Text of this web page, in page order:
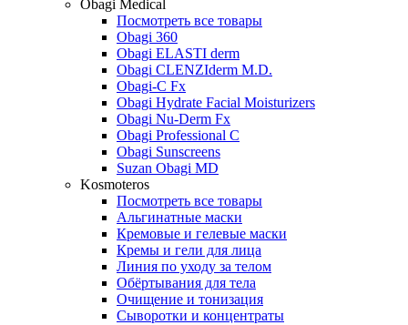
Obagi Medical
Посмотреть все товары
Obagi 360
Obagi ELASTI derm
Obagi CLENZIderm M.D.
Obagi-C Fx
Obagi Hydrate Facial Moisturizers
Obagi Nu-Derm Fx
Obagi Professional C
Obagi Sunscreens
Suzan Obagi MD
Kosmoteros
Посмотреть все товары
Альгинатные маски
Кремовые и гелевые маски
Кремы и гели для лица
Линия по уходу за телом
Обёртывания для тела
Очищение и тонизация
Сыворотки и концентраты